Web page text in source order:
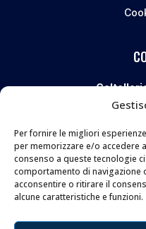
Per fornire le migliori
per memorizzare e/o accedere
consenso a queste tecnologie
comportamento di navigazione
acconsentire o ritirare il
alcune caratteristiche e funzioni.
di
Via Giovanni
Telefono e
Email: